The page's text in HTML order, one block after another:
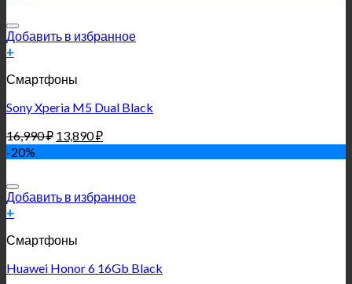
Добавить в избранное
+
Смартфоны
Sony Xperia M5 Dual Black
16,990₽ 13,890₽
-20%
Добавить в избранное
+
Смартфоны
Huawei Honor 6 16Gb Black